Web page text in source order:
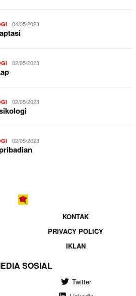
04/05/2023
02/05/2023
02/05/2023
02/05/2023
KONTAK
PRIVACY POLICY
IKLAN
SOSIAL
Twitter